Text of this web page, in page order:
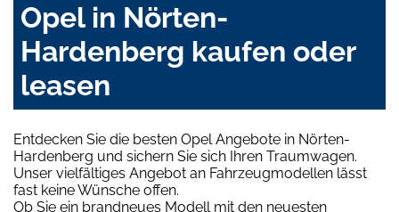
Opel in Nörten-
Hardenberg kaufen oder
leasen
Entdecken Sie die besten Opel Angebote in Nörten-
Hardenberg und sichern Sie sich Ihren Traumwagen.
Unser vielfältiges Angebot an Fahrzeugmodellen lässt
fast keine Wünsche offen.
Ob Sie ein brandneues Modell mit den neuesten